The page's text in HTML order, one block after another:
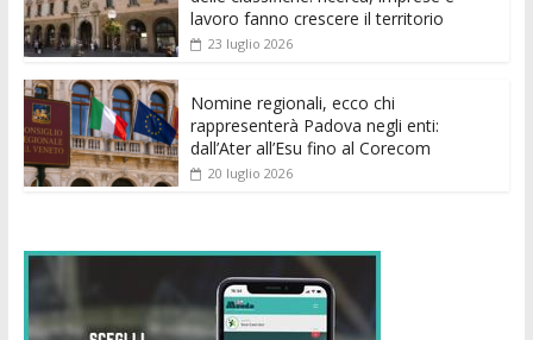
lavoro fanno crescere il territorio
23 luglio 2026
Nomine regionali, ecco chi
rappresenterà Padova negli enti:
dall’Ater all’Esu fino al Corecom
20 luglio 2026